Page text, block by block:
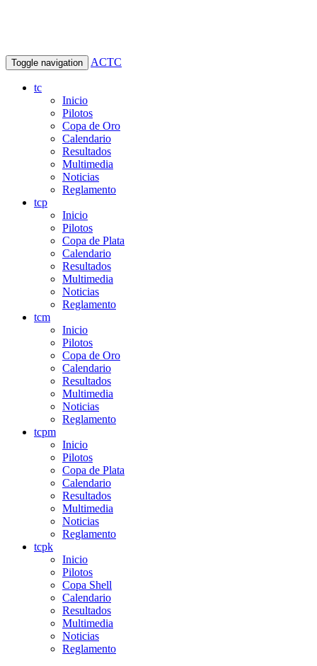
Toggle navigation ACTC
tc
Inicio
Pilotos
Copa de Oro
Calendario
Resultados
Multimedia
Noticias
Reglamento
tcp
Inicio
Pilotos
Copa de Plata
Calendario
Resultados
Multimedia
Noticias
Reglamento
tcm
Inicio
Pilotos
Copa de Oro
Calendario
Resultados
Multimedia
Noticias
Reglamento
tcpm
Inicio
Pilotos
Copa de Plata
Calendario
Resultados
Multimedia
Noticias
Reglamento
tcpk
Inicio
Pilotos
Copa Shell
Calendario
Resultados
Multimedia
Noticias
Reglamento